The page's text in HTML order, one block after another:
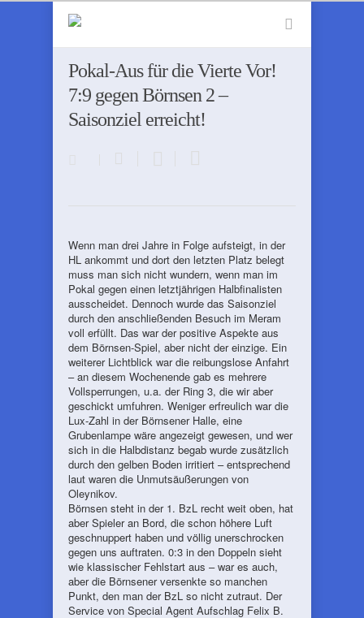
Pokal-Aus für die Vierte Vor!
7:9 gegen Börnsen 2 –
Saisonziel erreicht!
Wenn man drei Jahre in Folge aufsteigt, in der
HL ankommt und dort den letzten Platz belegt
muss man sich nicht wundern, wenn man im
Pokal gegen einen letztjährigen Halbfinalisten
ausscheidet. Dennoch wurde das Saisonziel
durch den anschließenden Besuch im Meram
voll erfüllt. Das war der positive Aspekte aus
dem Börnsen-Spiel, aber nicht der einzige. Ein
weiterer Lichtblick war die reibungslose Anfahrt
– an diesem Wochenende gab es mehrere
Vollsperrungen, u.a. der Ring 3, die wir aber
geschickt umfuhren. Weniger erfreulich war die
Lux-Zahl in der Börnsener Halle, eine
Grubenlampe wäre angezeigt gewesen, und wer
sich in die Halbdistanz begab wurde zusätzlich
durch den gelben Boden irritiert – entsprechend
laut waren die Unmutsäußerungen von
Oleynikov.
Börnsen steht in der 1. BzL recht weit oben, hat
aber Spieler an Bord, die schon höhere Luft
geschnuppert haben und völlig unerschrocken
gegen uns auftraten. 0:3 in den Doppeln sieht
wie klassischer Fehlstart aus – war es auch,
aber die Börnsener versenkte so manchen
Punkt, den man der BzL so nicht zutraut. Der
Service von Special Agent Aufschlag Felix B.